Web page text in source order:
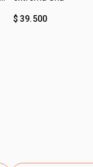
$ 39.500